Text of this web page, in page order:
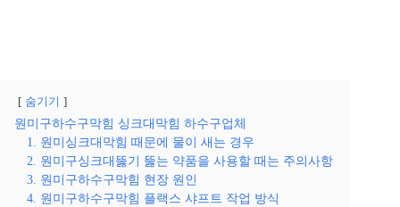
숨기기
원미구하수구막힘 싱크대막힘 하수구업체
1. 원미싱크대막힘 때문에 물이 새는 경우
2. 원미구싱크대뚫기 뚫는 약품을 사용할 때는 주의사항
3. 원미구하수구막힘 현장 원인
4. 원미구하수구막힘 플랙스 샤프트 작업 방식